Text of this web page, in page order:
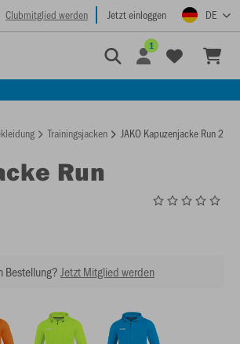
Clubmitglied werden Jetzt einloggen DE
1
Trainingsjacken JAKO Kapuzenjacke Run 2.0
Run
Bestellung? Jetzt Mitglied werden